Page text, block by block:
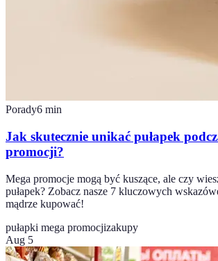
Porady6 min
Jak skutecznie unikać pułapek
promocji?
Mega promocje mogą być kuszące, ale czy
pułapek? Zobacz nasze 7 kluczowych
mądrze kupować!
pułapki mega promocjizakupy
Aug 5